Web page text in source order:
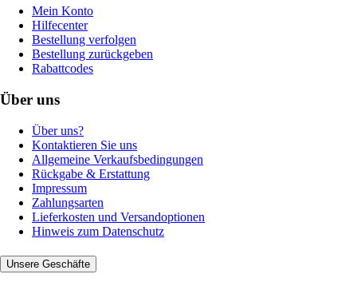
Mein Konto
Hilfecenter
Bestellung verfolgen
Bestellung zurückgeben
Rabattcodes
Über uns
Über uns?
Kontaktieren Sie uns
Allgemeine Verkaufsbedingungen
Rückgabe & Erstattung
Impressum
Zahlungsarten
Lieferkosten und Versandoptionen
Hinweis zum Datenschutz
Unsere Geschäfte